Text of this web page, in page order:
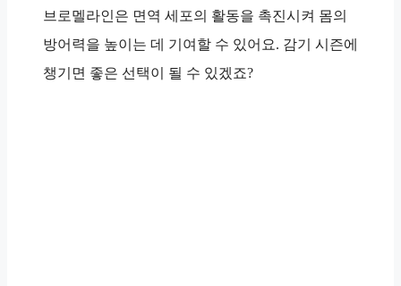
브로멜라인은 면역 세포의 활동을 촉진시켜 몸의
방어력을 높이는 데 기여할 수 있어요. 감기 시즌에
챙기면 좋은 선택이 될 수 있겠죠?